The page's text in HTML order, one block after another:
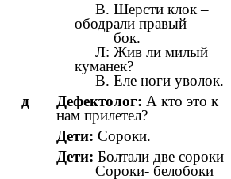
В. Шерсти клок –
ободрали правый
бок.
Л: Жив ли милый
куманек?
В. Еле ноги уволок.
д Дефектолог: А кто это к
нам прилетел?
Дети: Сороки.
Дети: Болтали две сороки
Сороки- белобоки